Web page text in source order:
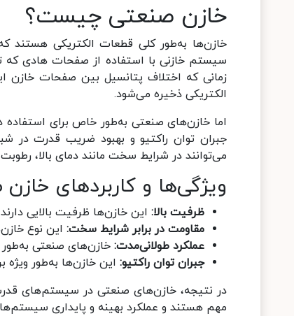
خازن صنعتی چیست؟
خازن‌ها به‌طور کلی قطعات الکتریکی هستند
سیستم خازنی با استفاده از صفحات هادی که
زمانی که اختلاف پتانسیل بین صفحات خازن
الکتریکی ذخیره می‌شود.
اما خازن‌های صنعتی به‌طور خاص برای
جبران توان راکتیو و بهبود ضریب قدرت در
می‌توانند در شرایط سخت مانند دمای بالا،
ویژگی‌ها و کاربردهای
ظرفیت بالا: این خازن‌ها ظرفیت بالایی
مقاومت در برابر شرایط سخت: این نوع
عملکرد طولانی‌مدت: خازن‌های صنعتی به‌طور
جبران توان راکتیو: این خازن‌ها به‌طور ویژه
در نتیجه، خازن‌های صنعتی در سیستم‌های
مهم هستند و عملکرد بهینه و پایداری